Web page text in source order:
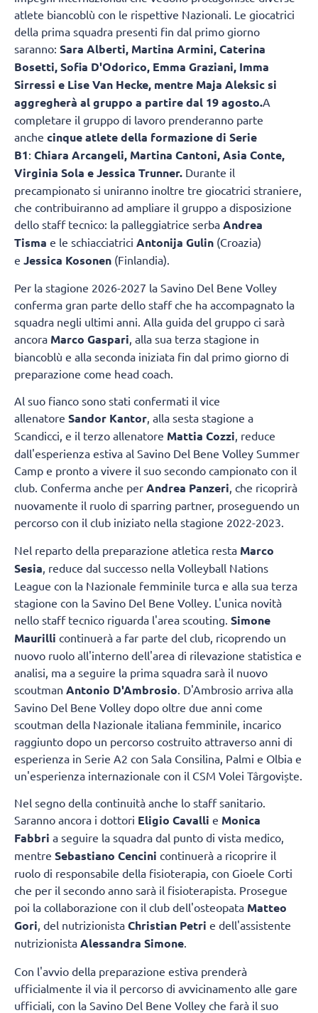
atlete biancoblù con le rispettive Nazionali. Le giocatrici
della prima squadra presenti fin dal primo giorno
saranno: Sara Alberti, Martina Armini, Caterina
Bosetti, Sofia D'Odorico, Emma Graziani, Imma
Sirressi e Lise Van Hecke, mentre Maja Aleksic si
aggregherà al gruppo a partire dal 19 agosto.A
completare il gruppo di lavoro prenderanno parte
anche cinque atlete della formazione di Serie
B1: Chiara Arcangeli, Martina Cantoni, Asia Conte,
Virginia Sola e Jessica Trunner. Durante il
precampionato si uniranno inoltre tre giocatrici straniere,
che contribuiranno ad ampliare il gruppo a disposizione
dello staff tecnico: la palleggiatrice serba Andrea
Tisma e le schiacciatrici Antonija Gulin (Croazia)
e Jessica Kosonen (Finlandia).
Per la stagione 2026-2027 la Savino Del Bene Volley
conferma gran parte dello staff che ha accompagnato la
squadra negli ultimi anni. Alla guida del gruppo ci sarà
ancora Marco Gaspari, alla sua terza stagione in
biancoblù e alla seconda iniziata fin dal primo giorno di
preparazione come head coach.
Al suo fianco sono stati confermati il vice
allenatore Sandor Kantor, alla sesta stagione a
Scandicci, e il terzo allenatore Mattia Cozzi, reduce
dall'esperienza estiva al Savino Del Bene Volley Summer
Camp e pronto a vivere il suo secondo campionato con il
club. Conferma anche per Andrea Panzeri, che ricoprirà
nuovamente il ruolo di sparring partner, proseguendo un
percorso con il club iniziato nella stagione 2022-2023.
Nel reparto della preparazione atletica resta Marco
Sesia , reduce dal successo nella Volleyball Nations
League con la Nazionale femminile turca e alla sua terza
stagione con la Savino Del Bene Volley. L'unica novità
nello staff tecnico riguarda l'area scouting. Simone
Maurilli continuerà a far parte del club, ricoprendo un
nuovo ruolo all'interno dell'area di rilevazione statistica e
analisi, ma a seguire la prima squadra sarà il nuovo
scoutman Antonio D'Ambrosio . D'Ambrosio arriva alla
Savino Del Bene Volley dopo oltre due anni come
scoutman della Nazionale italiana femminile, incarico
raggiunto dopo un percorso costruito attraverso anni di
esperienza in Serie A2 con Sala Consilina, Palmi e Olbia e
un'esperienza internazionale con il CSM Volei Târgoviște.
Nel segno della continuità anche lo staff sanitario.
Saranno ancora i dottori Eligio Cavalli e Monica
Fabbri a seguire la squadra dal punto di vista medico,
mentre Sebastiano Cencini continuerà a ricoprire il
ruolo di responsabile della fisioterapia, con Gioele Corti
che per il secondo anno sarà il fisioterapista. Prosegue
poi la collaborazione con il club dell'osteopata Matteo
Gori, del nutrizionista Christian Petri e dell'assistente
nutrizionista Alessandra Simone.
Con l'avvio della preparazione estiva prenderà
ufficialmente il via il percorso di avvicinamento alle gare
ufficiali, con la Savino Del Bene Volley che farà il suo